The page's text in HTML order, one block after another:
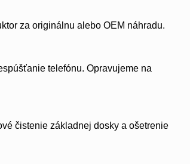
za originálnu alebo OEM náhradu.
telefónu. Opravujeme na
čistenie základnej dosky a ošetrenie